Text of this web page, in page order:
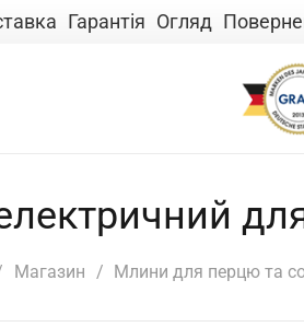
Гарантія Огляд
Магазин / Млини для перцю та